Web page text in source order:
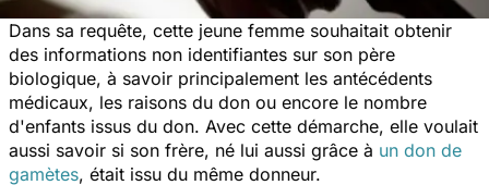
Dans sa requête, cette jeune femme souhaitait obtenir
des informations non identifiantes sur son père
biologique, à savoir principalement les antécédents
médicaux, les raisons du don ou encore le nombre
d'enfants issus du don. Avec cette démarche, elle voulait
aussi savoir si son frère, né lui aussi grâce à un don de
gamètes, était issu du même donneur.